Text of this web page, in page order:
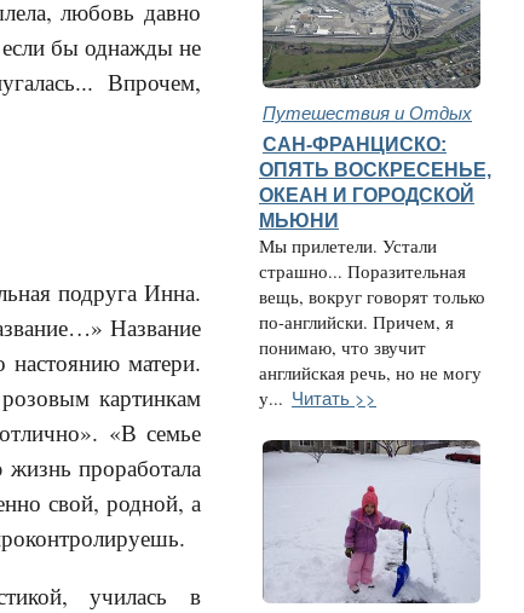
любовь давно
бы однажды не
Впрочем,
подруга Инна.
Название
матери.
картинкам
«В семье
проработала
свой, родной, а
училась в
Путешествия и Отдых
САН-ФРАНЦИСКО:
ОПЯТЬ ВОСКРЕСЕНЬЕ,
ОКЕАН И ГОРОДСКОЙ
МЬЮНИ
Мы прилетели. Устали
страшно... Поразительная
вещь, вокруг говорят только
по-английски. Причем, я
понимаю, что звучит
английская речь, но не могу
у... Читать >>